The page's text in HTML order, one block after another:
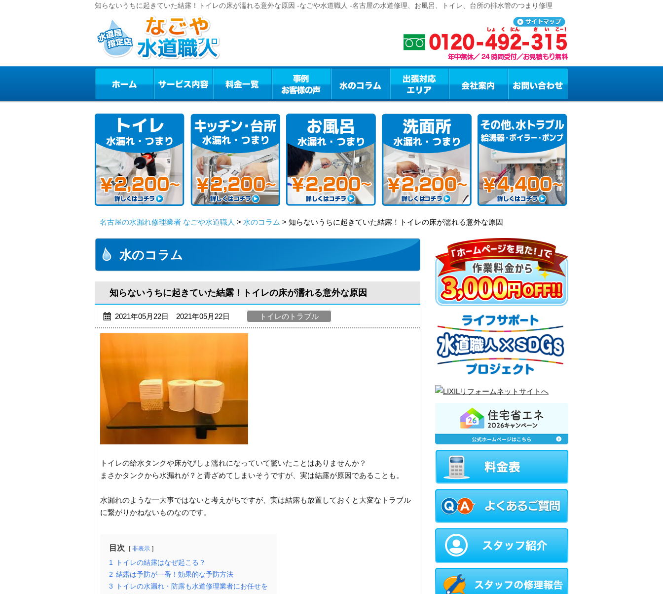
知らないうちに起きていた結露！トイレの床が濡れる意外な原因 -なごや水道職人 -名古屋の水道修理、お風呂、トイレ、台所の排水管のつまり修理
名古屋の水漏れ修理業者 なごや水道職人 > 水のコラム > 知らないうちに起きていた結露！トイレの床が濡れる意外な原因
水のコラム
知らないうちに起きていた結露！トイレの床が濡れる意外な原因
2021年05月22日 2021年05月22日 トイレのトラブル
トイレの給水タンクや床がびしょ濡れになっていて驚いたことはありませんか？
まさかタンクから水漏れが？と青ざめてしまいそうですが、実は結露が原因であることも。
水漏れのような一大事ではないと考えがちですが、実は結露も放置しておくと大変なトラブル
に繋がりかねないものなのです。
目次 非表示
1
トイレの結露はなぜ起こる？
2 結露は予防が一番！効果的な予防方法
3
トイレの水漏れ・防露も水道修理業者にお任せを